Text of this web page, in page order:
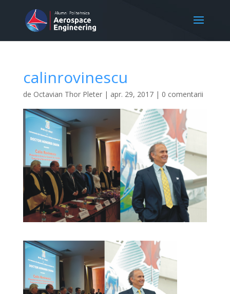
calinrovinescu
de Octavian Thor Pleter| apr. 29, 2017| 0 comentarii